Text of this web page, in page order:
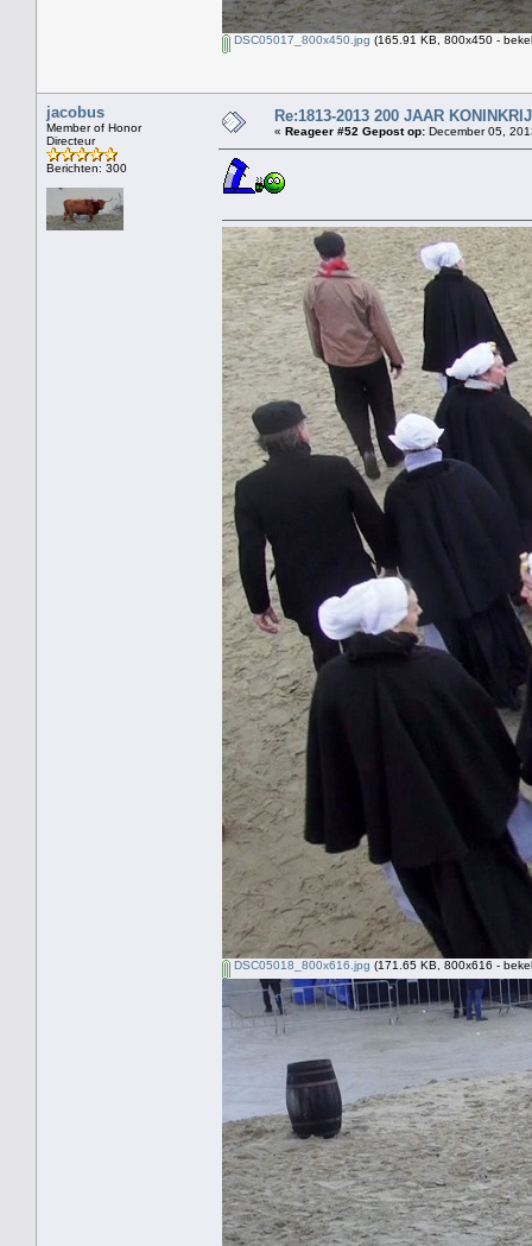
DSC05017_800x450.jpg (165.91 KB, 800x450 -
jacobus
Member of Honor
Directeur
Berichten: 300
Re:1813-2013 200 JAAR
« Reageer #52 Gepost op: December 05,
DSC05018_800x616.jpg (171.65 KB, 800x616 -